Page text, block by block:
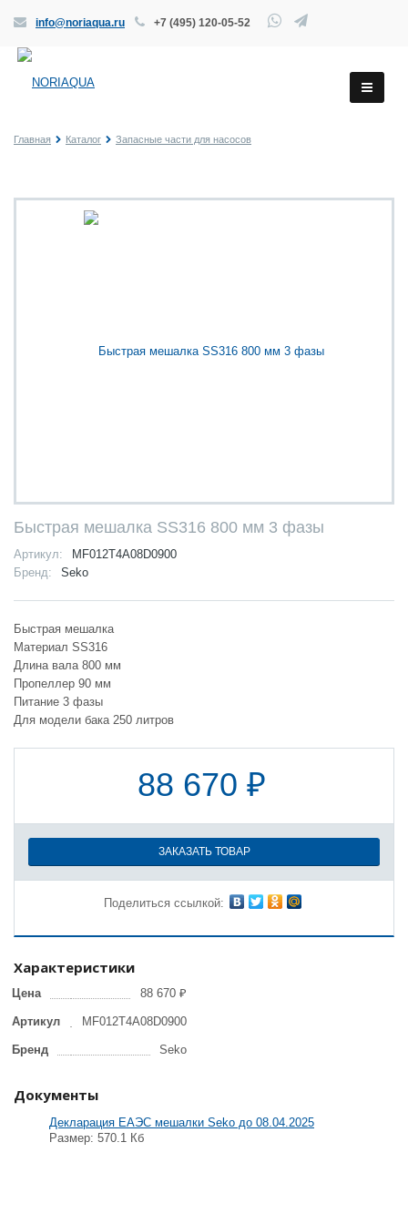
info@noriaqua.ru +7 (495) 120-05-52
Главная Каталог Запасные части для насосов
Быстрая мешалка SS316 800 мм 3 фазы
Артикул:
MF012T4A08D0900
Бренд:
Seko
Быстрая мешалка
Материал SS316
Длина вала 800 мм
Пропеллер 90 мм
Питание 3 фазы
Для модели бака 250 литров
88 670 ₽
ЗАКАЗАТЬ ТОВАР
Поделиться ссылкой:
Характеристики
Цена 88 670 ₽
Артикул MF012T4A08D0900
Бренд Seko
Документы
Декларация ЕАЭС мешалки Seko до 08.04.2025
Размер: 570.1 Кб